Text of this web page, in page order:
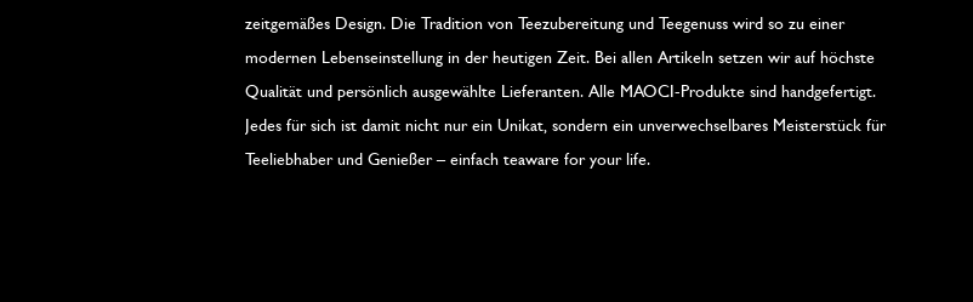
zeitgemäßes Design. Die Tradition von Teezubereitung und Teegenuss wird so zu einer
modernen Lebenseinstellung in der heutigen Zeit. Bei allen Artikeln setzen wir auf höchste
Qualität und persönlich ausgewählte Lieferanten. Alle MAOCI-Produkte sind handgefertigt.
Jedes für sich ist damit nicht nur ein Unikat, sondern ein unverwechselbares Meisterstück für
Teeliebhaber und Genießer – einfach teaware for your life.